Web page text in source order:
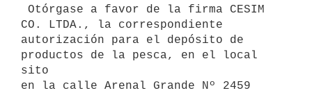
CO. LTDA., la correspondiente
autorización para el depósito de
productos de la pesca, en el local
sito
en la calle Arenal Grande Nº 2459